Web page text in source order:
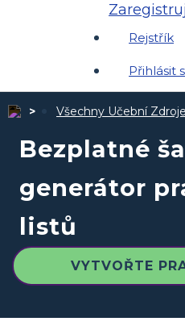
Rejstřík
Přihlásit
Všechny Učební Zdroje
Bezplatné
generátor
listů
VYTVOŘTE